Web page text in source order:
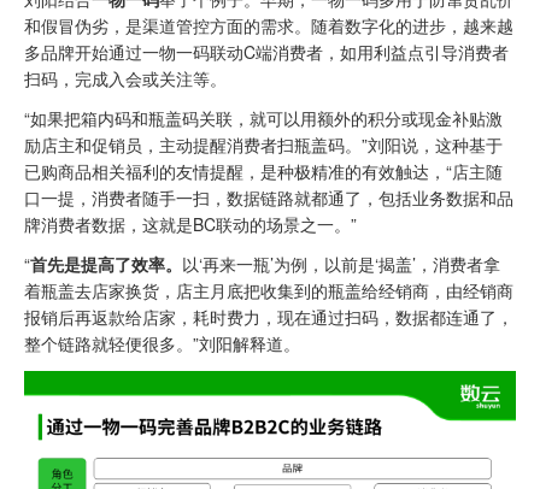
和假冒伪劣，是渠道管控方面的需求。随着数字化的进步，越来越
多品牌开始通过一物一码联动C端消费者，如用利益点引导消费者
扫码，完成入会或关注等。
“如果把箱内码和瓶盖码关联，就可以用额外的积分或现金补贴激
励店主和促销员，主动提醒消费者扫瓶盖码。”刘阳说，这种基于
已购商品相关福利的友情提醒，是种极精准的有效触达，“店主随
口一提，消费者随手一扫，数据链路就都通了，包括业务数据和品
牌消费者数据，这就是BC联动的场景之一。”
“首先是提高了效率。 以‘再来一瓶’为例，以前是‘揭盖’，消费者拿
着瓶盖去店家换货，店主月底把收集到的瓶盖给经销商，由经销商
报销后再返款给店家，耗时费力，现在通过扫码，数据都连通了，
整个链路就轻便很多。”刘阳解释道。